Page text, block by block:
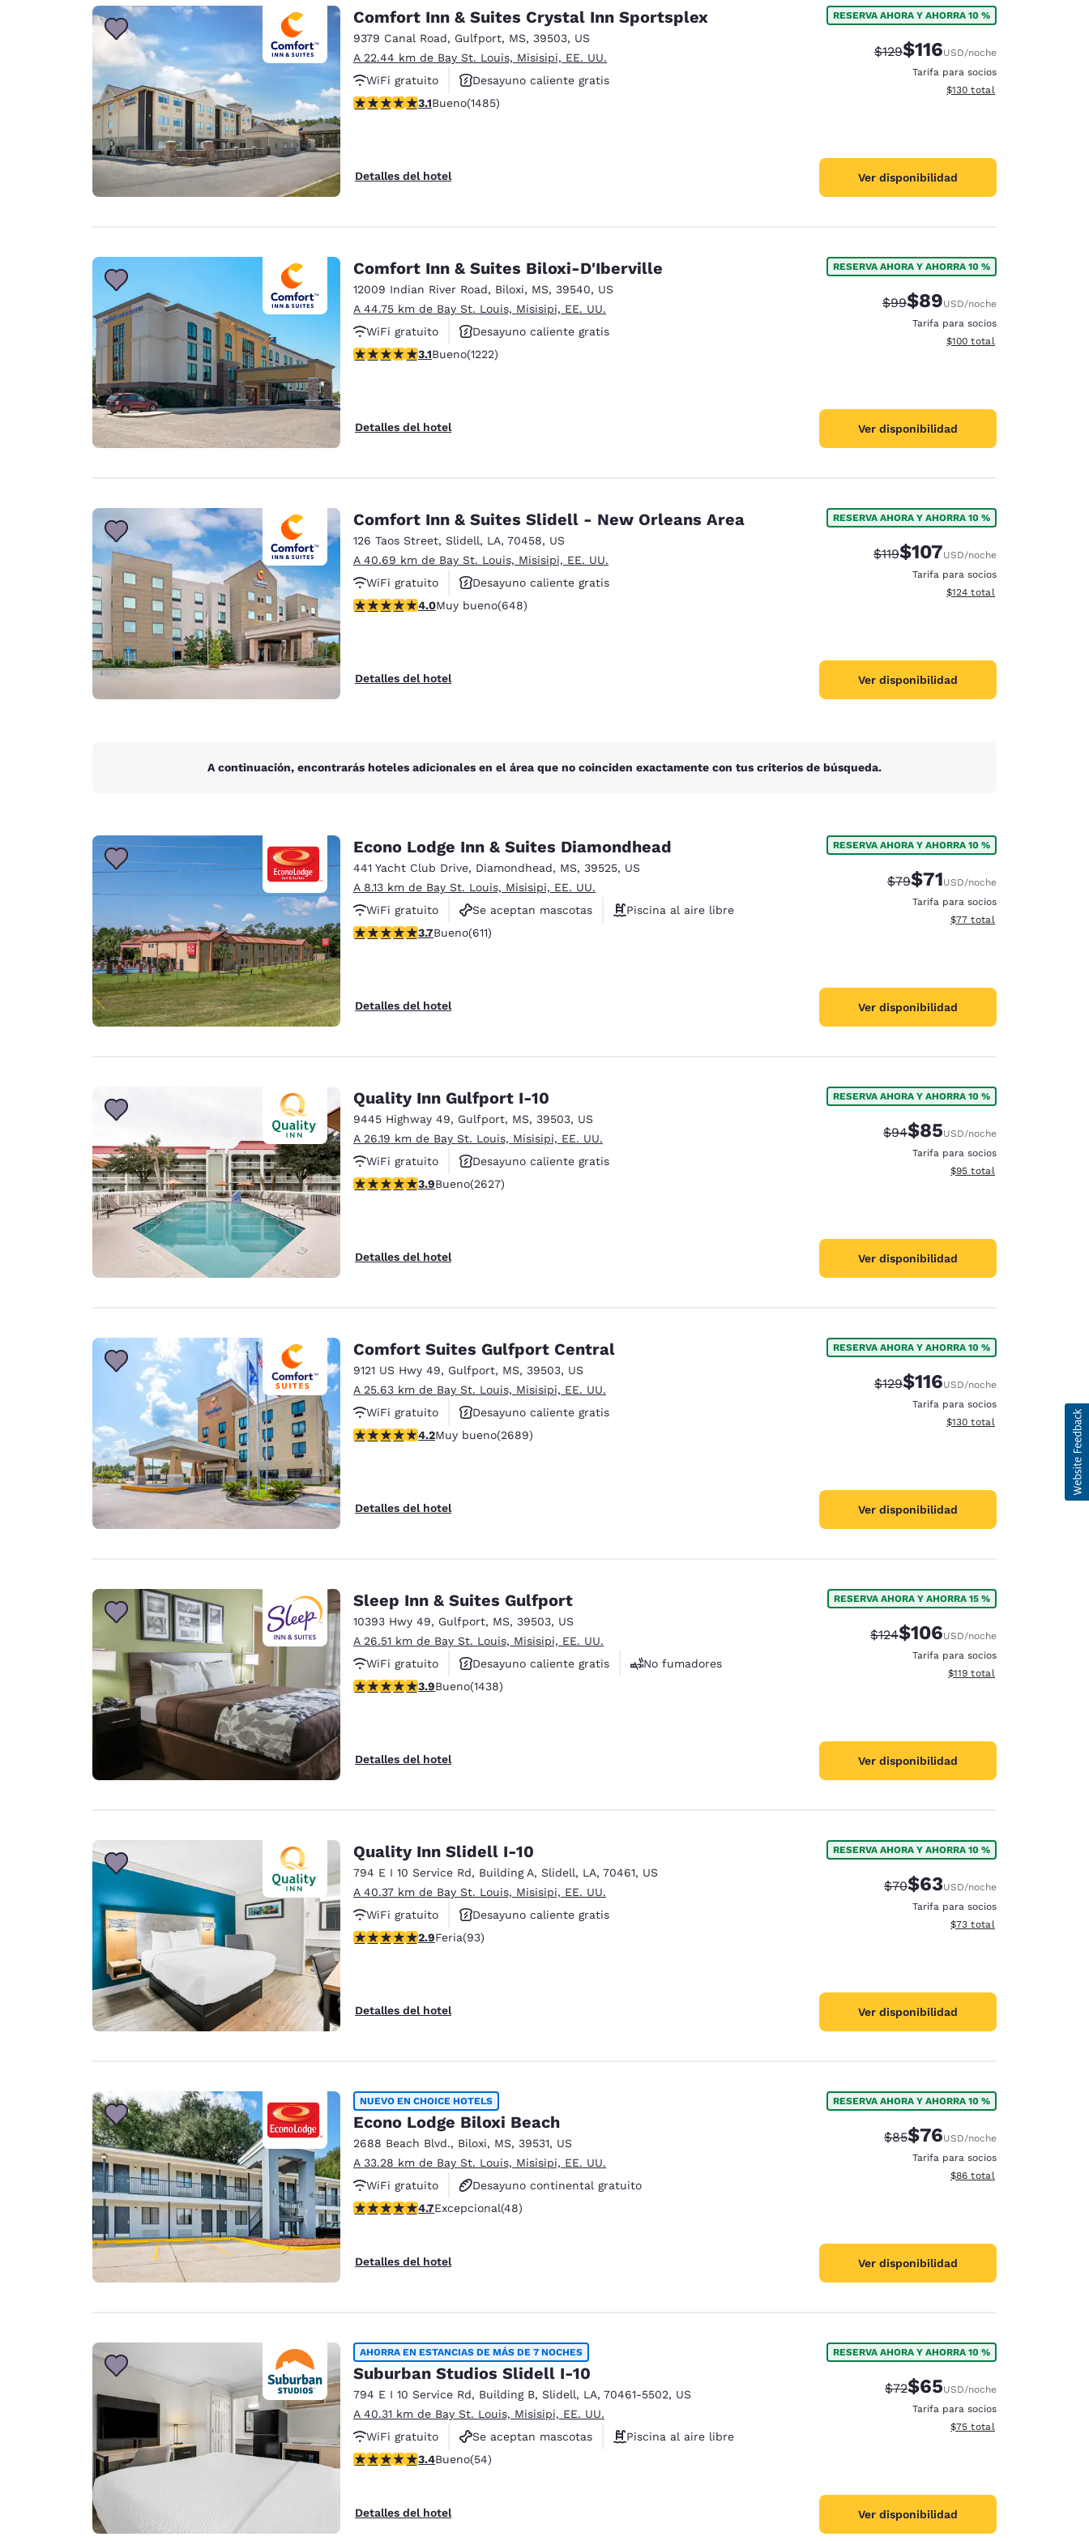
Français Español English
Europa
Deutschland
Deutsch
Germany
Spain
English
Ireland
English
Asia-Pacífico
Australia India
Comfort Inn & Suites Crystal Inn Sportsplex
9379 Canal Road, Gulfport, MS, 39503, US
A 22.44 km de Bay St. Louis, Misisipi, EE. UU.
WiFi gratuito
Desayuno caliente gratis
Se aceptan mascotas
calificación de 3.15 estrellas. Bueno. 1485 reseñas
3.1Bueno(1485)
Detalles del hotel
RESERVA AHORA Y AHORRA 10 %
Precio tachado:
$129Precio con descuento:
$116USD/noche
Tarifa para socios
Ver detalles del total
$130 total
Ver disponibilidad
Comfort Inn & Suites Biloxi-D'Iberville
12009 Indian River Road, Biloxi, MS, 39540, US
A 44.75 km de Bay St. Louis, Misisipi, EE. UU.
WiFi gratuito
Desayuno caliente gratis
Piscina al aire libre
calificación de 3.12 estrellas. Bueno. 1222 reseñas
3.1Bueno(1222)
Detalles del hotel
RESERVA AHORA Y AHORRA 10 %
Precio tachado:
$99Precio con descuento:
$89USD/noche
Tarifa para socios
Ver detalles del total
$100 total
Ver disponibilidad
Comfort Inn & Suites Slidell - New Orleans Area
126 Taos Street, Slidell, LA, 70458, US
A 40.69 km de Bay St. Louis, Misisipi, EE. UU.
WiFi gratuito
Desayuno caliente gratis
Piscina al aire libre
calificación de 4.02 estrellas. Muy bueno. 648 reseñas
4.0Muy bueno(648)
Detalles del hotel
RESERVA AHORA Y AHORRA 10 %
Precio tachado:
$119Precio con descuento:
$107USD/noche
Tarifa para socios
Ver detalles del total
$124 total
Ver disponibilidad
A continuación, encontrarás hoteles adicionales en el área que no coinciden exactamente con tus criterios de búsqueda.
Econo Lodge Inn & Suites Diamondhead
441 Yacht Club Drive, Diamondhead, MS, 39525, US
A 8.13 km de Bay St. Louis, Misisipi, EE. UU.
WiFi gratuito
Se aceptan mascotas
Piscina al aire libre
calificación de 3.73 estrellas. Bueno. 611 reseñas
3.7Bueno(611)
Detalles del hotel
RESERVA AHORA Y AHORRA 10 %
Precio tachado:
$79Precio con descuento:
$71USD/noche
Tarifa para socios
Ver detalles del total
$77 total
Ver disponibilidad
Quality Inn Gulfport I-10
9445 Highway 49, Gulfport, MS, 39503, US
A 26.19 km de Bay St. Louis, Misisipi, EE. UU.
WiFi gratuito
Desayuno caliente gratis
Se aceptan mascotas
calificación de 3.93 estrellas. Bueno. 2627 reseñas
3.9Bueno(2627)
Detalles del hotel
RESERVA AHORA Y AHORRA 10 %
Precio tachado:
$94Precio con descuento:
$85USD/noche
Tarifa para socios
Ver detalles del total
$95 total
Ver disponibilidad
Comfort Suites Gulfport Central
9121 US Hwy 49, Gulfport, MS, 39503, US
A 25.63 km de Bay St. Louis, Misisipi, EE. UU.
WiFi gratuito
Desayuno caliente gratis
Se aceptan mascotas
calificación de 4.15 estrellas. Muy bueno. 2689 reseñas
4.2Muy bueno(2689)
Detalles del hotel
RESERVA AHORA Y AHORRA 10 %
Precio tachado:
$129Precio con descuento:
$116USD/noche
Tarifa para socios
Ver detalles del total
$130 total
Ver disponibilidad
Sleep Inn & Suites Gulfport
10393 Hwy 49, Gulfport, MS, 39503, US
A 26.51 km de Bay St. Louis, Misisipi, EE. UU.
WiFi gratuito
Desayuno caliente gratis
No fumadores
calificación de 3.85 estrellas. Bueno. 1438 reseñas
3.9Bueno(1438)
Detalles del hotel
RESERVA AHORA Y AHORRA 15 %
Precio tachado:
$124Precio con descuento:
$106USD/noche
Tarifa para socios
Ver detalles del total
$119 total
Ver disponibilidad
Quality Inn Slidell I-10
794 E I 10 Service Rd, Building A, Slidell, LA, 70461, US
A 40.37 km de Bay St. Louis, Misisipi, EE. UU.
WiFi gratuito
Desayuno caliente gratis
Se aceptan mascotas
calificación de 2.91 estrellas. Feria. 93 reseñas
2.9Feria(93)
Detalles del hotel
RESERVA AHORA Y AHORRA 10 %
Precio tachado:
$70Precio con descuento:
$63USD/noche
Tarifa para socios
Ver detalles del total
$73 total
Ver disponibilidad
NUEVO EN CHOICE HOTELS
Econo Lodge Biloxi Beach
2688 Beach Blvd., Biloxi, MS, 39531, US
A 33.28 km de Bay St. Louis, Misisipi, EE. UU.
WiFi gratuito
Desayuno continental gratuito
Se aceptan mascotas
calificación de 4.73 estrellas. Excepcional. 48 reseñas
4.7Excepcional(48)
Detalles del hotel
RESERVA AHORA Y AHORRA 10 %
Precio tachado:
$85Precio con descuento:
$76USD/noche
Tarifa para socios
Ver detalles del total
$86 total
Ver disponibilidad
AHORRA EN ESTANCIAS DE MÁS DE 7 NOCHES
Suburban Studios Slidell I-10
794 E I 10 Service Rd, Building B, Slidell, LA, 70461-5502, US
A 40.31 km de Bay St. Louis, Misisipi, EE. UU.
WiFi gratuito
Se aceptan mascotas
Piscina al aire libre
calificación de 3.37 estrellas. Bueno. 54 reseñas
3.4Bueno(54)
Detalles del hotel
RESERVA AHORA Y AHORRA 10 %
Precio tachado:
$72Precio con descuento:
$65USD/noche
Tarifa para socios
Ver detalles del total
$75 total
Ver disponibilidad